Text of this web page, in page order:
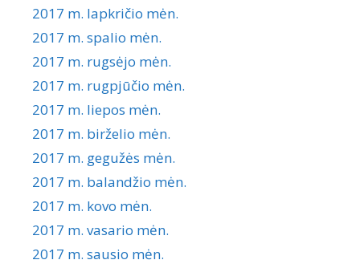
2017 m. lapkričio mėn.
2017 m. spalio mėn.
2017 m. rugsėjo mėn.
2017 m. rugpjūčio mėn.
2017 m. liepos mėn.
2017 m. birželio mėn.
2017 m. gegužės mėn.
2017 m. balandžio mėn.
2017 m. kovo mėn.
2017 m. vasario mėn.
2017 m. sausio mėn.